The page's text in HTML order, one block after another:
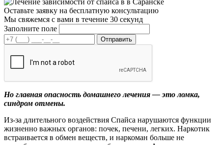
Оставьте заявку на бесплатную консультацию
Мы свяжемся с вами в течение 30 секунд
Заполните поле
Но главная опасность домашнего лечения — это ломка,
синдром отмены.
Из-за длительного воздействия Спайса нарушаются функции
жизненно важных органов: почек, печени, легких. Наркотик
встраивается в обмен веществ, и наркоман больше не